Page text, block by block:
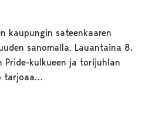
kaupungin sateenkaaren
sanomalla. Lauantaina 8.
kulkueen ja torijuhlan
tarjoaa…